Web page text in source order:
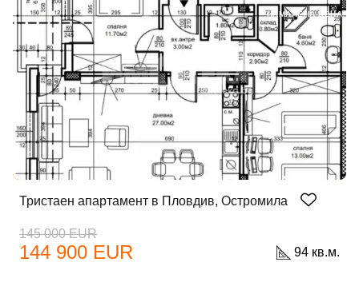
Тристаен апартамент в Пловдив, Остромила
145 000 EUR
144 900 EUR 94 кв.м.
НАМАЛЕНА ЦЕНА